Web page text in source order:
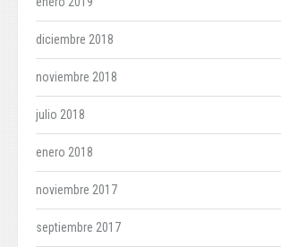
diciembre 2018
noviembre 2018
julio 2018
enero 2018
noviembre 2017
septiembre 2017